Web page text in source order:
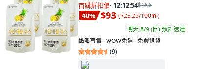
首購折扣價· 12:12:53$156
40% $93 ($23.25/100ml)
明天 8/9 (日)預計送達
酷澎直售 ∙ WOW免運 ∙ 免費退貨
(9)